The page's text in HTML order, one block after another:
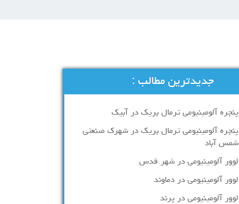
جدیدترین مطالب :
پنجره آلومینیومی ترمال بریک در آبیک
پنجره آلومینیومی ترمال بریک در شهرک صنعتی
شمس آباد
لوور آلومینیومی در شهر قدس
لوور آلومینیومی در دماوند
لوور آلومینیومی در پرند